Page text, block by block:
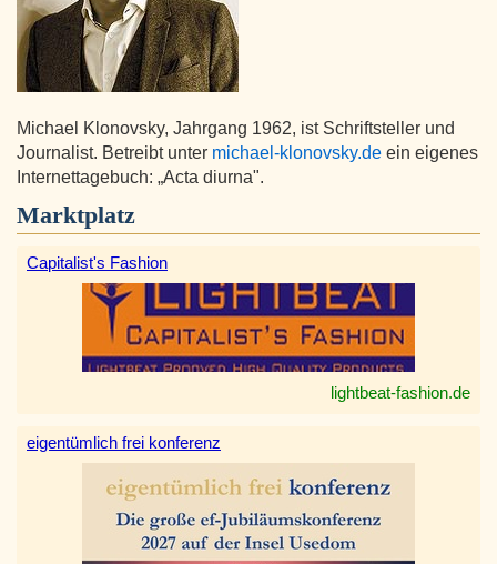
Michael Klonovsky, Jahrgang 1962, ist Schriftsteller und
Journalist. Betreibt unter michael-klonovsky.de ein eigenes
Internettagebuch: „Acta diurna".
Marktplatz
Capitalist's Fashion
lightbeat-fashion.de
eigentümlich frei konferenz